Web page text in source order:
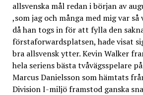
allsvenska mål redan i början av
,som jag och många med mig var
då han togs in för att fylla den
förstaforwardsplatsen, hade visat
bra allsvensk ytter. Kevin Walker
hela seriens bästa tvåvägsspelare
Marcus Danielsson som hämtats
Division I-miljö framstod ganska